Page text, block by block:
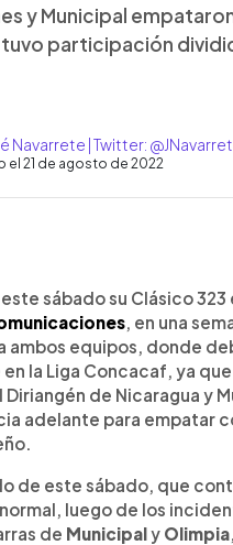
y Municipal
participación
Navarrete | Twitter:
el 21 de agosto de 2022
artículo
sábado su Clásico 323
, en una
ambos equipos, donde
la Liga Concacaf, ya
de Nicaragua y
adelante para empatar
de este sábado, que
luego de los
de Municipaly Olimpia